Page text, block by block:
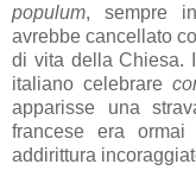
populum, sempre
avrebbe cancellato
di vita della Chiesa.
italiano celebrare
apparisse una
francese era
addirittura